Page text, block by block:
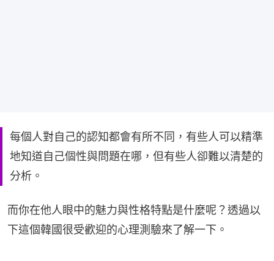
每個人對自己的認知都會有所不同，有些人可以精準
地知道自己個性與問題在哪，但有些人卻難以清楚的
分析。
而你在他人眼中的魅力與性格特點是什麼呢？透過以
下這個韓國很受歡迎的心理測驗來了解一下。